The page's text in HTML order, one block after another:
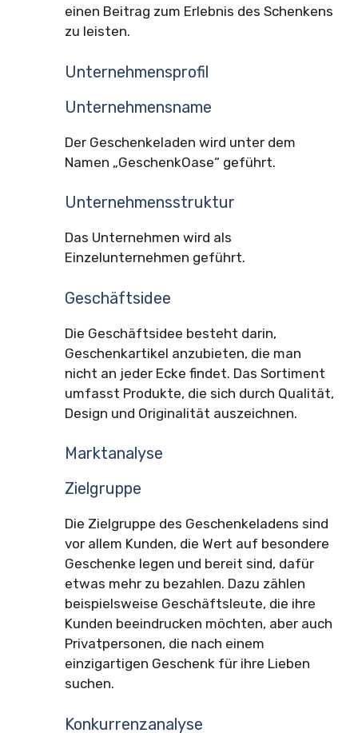
einen Beitrag zum Erlebnis des Schenkens
zu leisten.
Unternehmensprofil
Unternehmensname
Der Geschenkeladen wird unter dem
Namen „GeschenkOase“ geführt.
Unternehmensstruktur
Das Unternehmen wird als
Einzelunternehmen geführt.
Geschäftsidee
Die Geschäftsidee besteht darin,
Geschenkartikel anzubieten, die man
nicht an jeder Ecke findet. Das Sortiment
umfasst Produkte, die sich durch Qualität,
Design und Originalität auszeichnen.
Marktanalyse
Zielgruppe
Die Zielgruppe des Geschenkeladens sind
vor allem Kunden, die Wert auf besondere
Geschenke legen und bereit sind, dafür
etwas mehr zu bezahlen. Dazu zählen
beispielsweise Geschäftsleute, die ihre
Kunden beeindrucken möchten, aber auch
Privatpersonen, die nach einem
einzigartigen Geschenk für ihre Lieben
suchen.
Konkurrenzanalyse